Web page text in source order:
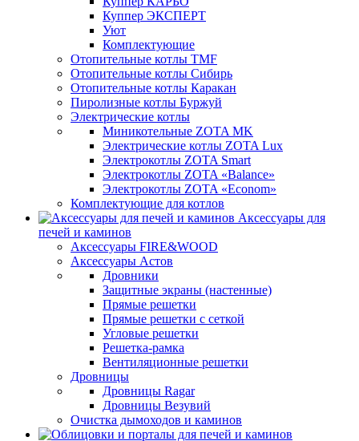
Куппер ЭКСПЕРТ
Уют
Комплектующие
Отопительные котлы TMF
Отопительные котлы Сибирь
Отопительные котлы Каракан
Пиролизные котлы Буржуй
Электрические котлы
Миникотельные ZOTA MK
Электрические котлы ZOTA Lux
Электрокотлы ZOTA Smart
Электрокотлы ZOTA «Balance»
Электрокотлы ZOTA «Econom»
Комплектующие для котлов
Аксессуары для
печей и каминов
Аксессуары FIRE&WOOD
Аксессуары Астов
Дровники
Защитные экраны (настенные)
Прямые решетки
Прямые решетки с сеткой
Угловые решетки
Решетка-рамка
Вентиляционные решетки
Дровницы
Дровницы Ragar
Дровницы Везувий
Очистка дымоходов и каминов